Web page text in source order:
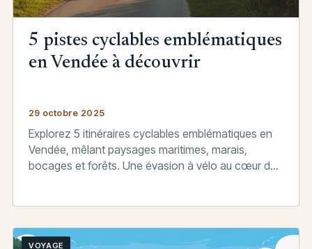
5 pistes cyclables emblématiques
en Vendée à découvrir
29 octobre 2025
Explorez 5 itinéraires cyclables emblématiques en
Vendée, mêlant paysages maritimes, marais,
bocages et forêts. Une évasion à vélo au cœur de
VOYAGE